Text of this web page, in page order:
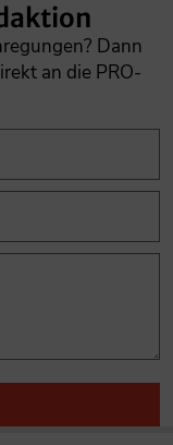
Dann
an die PRO-